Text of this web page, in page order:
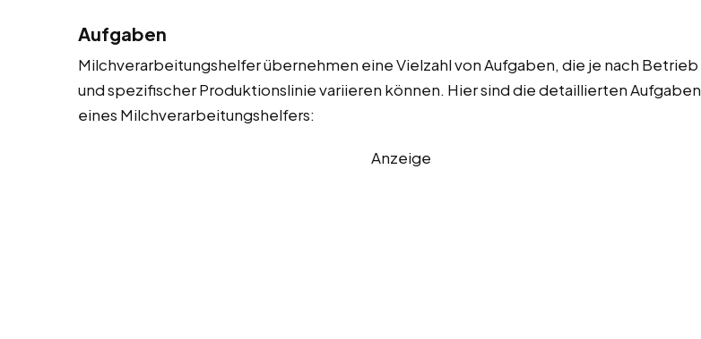
Aufgaben
Milchverarbeitungshelfer übernehmen eine Vielzahl von Aufgaben, die je nach Betrieb
und spezifischer Produktionslinie variieren können. Hier sind die detaillierten Aufgaben
eines Milchverarbeitungshelfers:
Anzeige